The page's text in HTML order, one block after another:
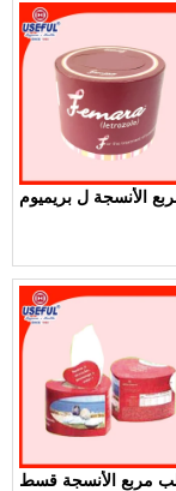
الأنسجة ل بريميوم
مربع الأنسجة قسط